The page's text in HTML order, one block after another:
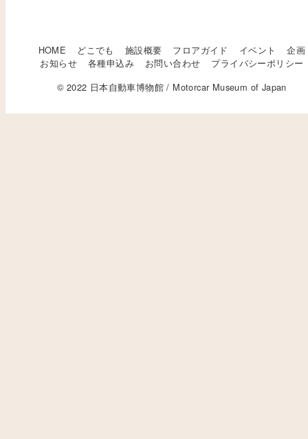
HOME どこでも 施設概要 フロアガイド イベント
企画
お知らせ
各種申込み お問い合わせ
プライバシーポリシー
© 2022 日本自動車博物館 / Motorcar Museum of Japan